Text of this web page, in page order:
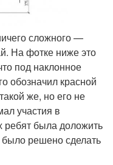
сложного —
На фотке ниже это
под наклонное
обозначил красной
же, но его не
участия в
ребят была доложить
решено сделать